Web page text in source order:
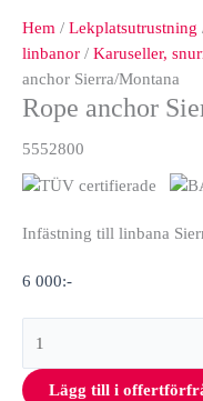
Hem / Lekplatsutrustning
linbanor / Karuseller,
anchor Sierra/Montana
Rope anchor
5552800
Infästning till linbana
6 000:-
Lägg till i